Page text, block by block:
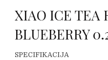
XIAO ICE TEA
BLUEBERRY
SPECIFIKACIJA